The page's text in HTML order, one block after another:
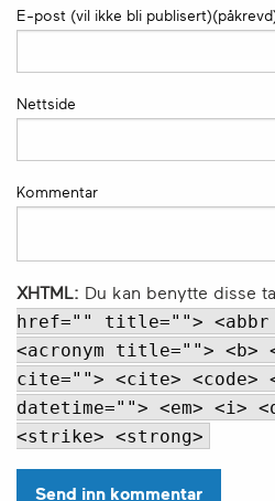
E-post (vil ikke bli
Nettside
Kommentar
XHTML: Du kan benytte disse
href="" title="">
<acronym title=""> <b>
cite=""> <cite> <code>
datetime=""> <em> <i>
<strike> <strong>